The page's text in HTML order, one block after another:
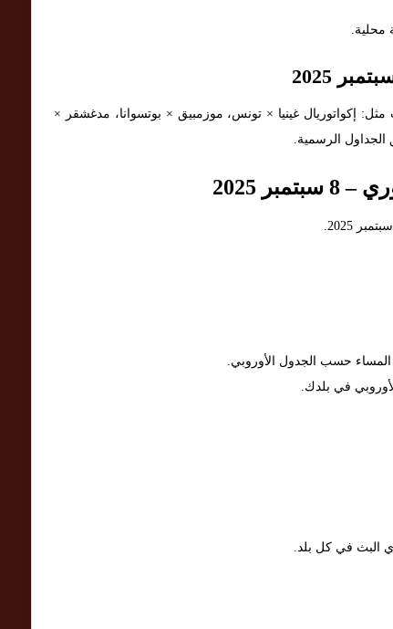
محلية.
إكواتوريال غينيا × تونس، موزمبيق × بوتسوانا، مدغشقر ×
الجداول الرسمية.
2025
المساء حسب الجدول الأوروبي.
في بلدك.
البث في كل بلد.